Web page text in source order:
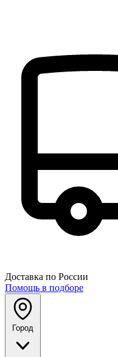
Доставка по России
Помощь в подборе
Город